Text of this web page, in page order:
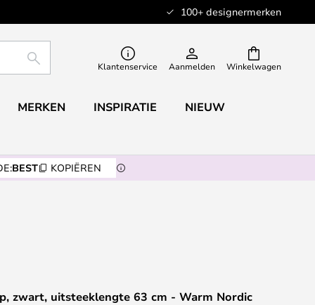
100+ designermerken
Winkelwagen
ZOEKEN Klantenservice Aanmelden
MERKEN INSPIRATIE NIEUW
BEST KOPIËREN
zwart, uitsteeklengte 63 cm - Warm Nordic